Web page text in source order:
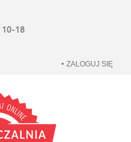
10-18
ZALOGUJ SIĘ